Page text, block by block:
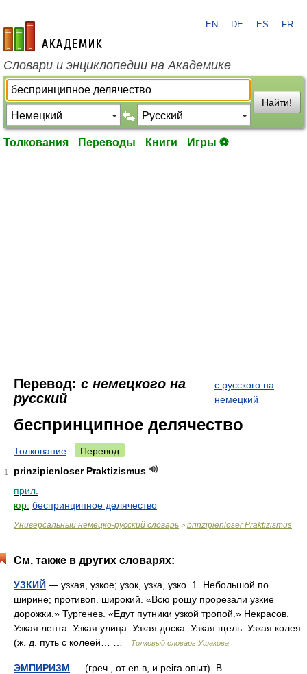
academic.ru
EN DE ES FR
Словари и энциклопедии на Академике
Найти!
Толкования Переводы Книги Игры ⚽
Перевод: с немецкого на
русский
с русского на
немецкий
беспринципное делячество
Толкование Перевод
1
prinzipienloser Praktizismus
прил.
юр. беспринципное делячество
Универсальный немецко-русский словарь > prinzipienloser Praktizismus
См. также в других словарях:
УЗКИЙ — узкая, узкое; узок, узка, узко. 1. Небольшой по
ширине; противоп. широкий. «Всю рощу прорезали узкие
дорожки.» Тургенев. «Едут путники узкой тропой.» Некрасов.
Узкая лента. Узкая улица. Узкая доска. Узкая щель. Узкая колея
(ж. д. путь с колеей… …
Толковый словарь Ушакова
ЭМПИРИЗМ — (греч., от en в, и peira опыт). В